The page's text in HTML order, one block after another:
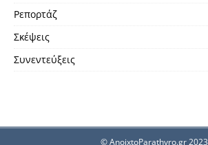
Ρεπορτάζ
Σκέψεις
Συνεντεύξεις
© AnoixtoParathyro.gr 2023